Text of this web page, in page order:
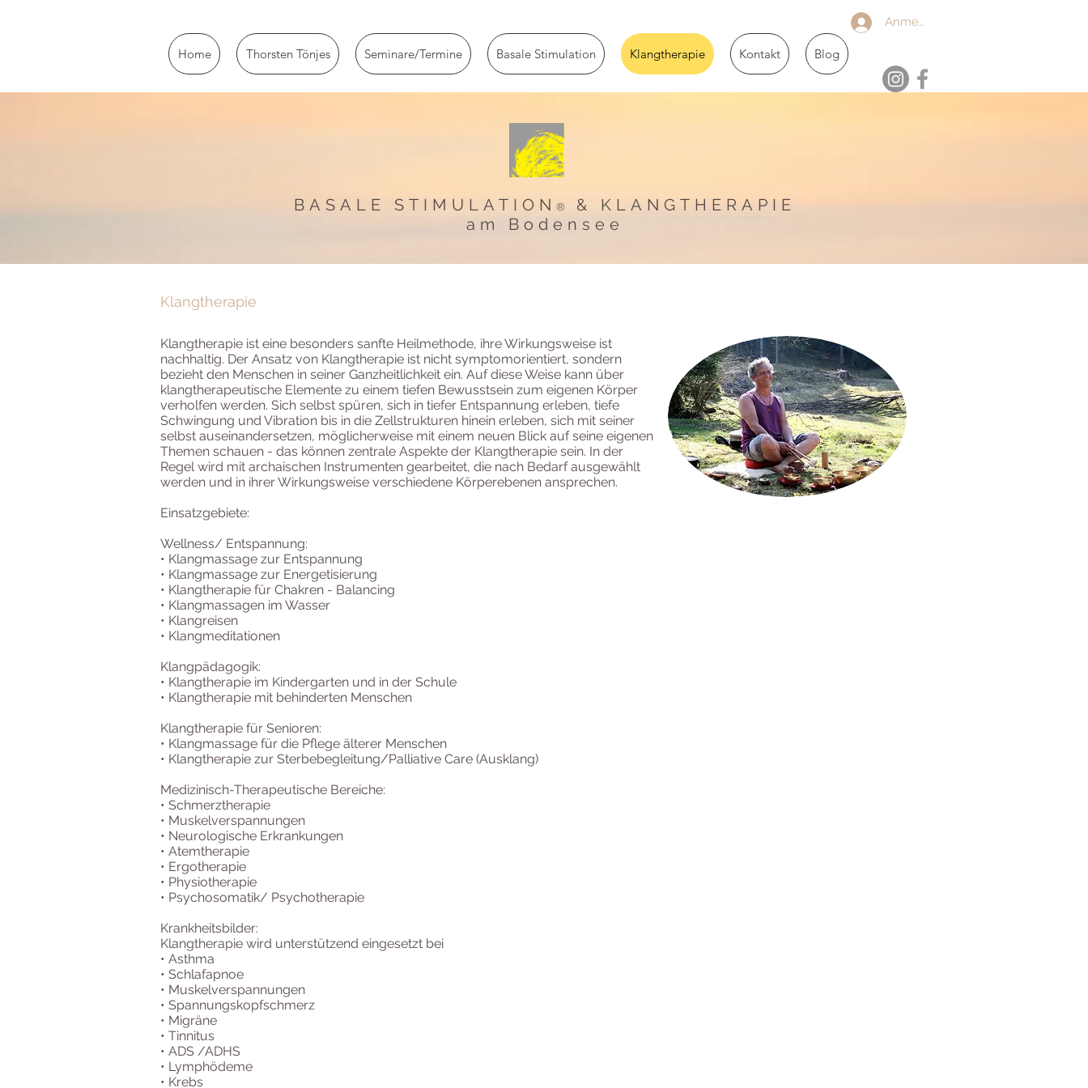
Home Thorsten Tönjes Seminare/Termine Basale Stimulation Klangtherapie Kontakt Blog
Anmelden
BASALE STIMULATION ®
& KLANGTHERAPIE
am Bodensee
Klangtherapie
Klangtherapie ist eine besonders sanfte Heilmethode, ihre Wirkungsweise ist
nachhaltig. Der Ansatz von Klangtherapie ist nicht symptomorientiert, sondern
bezieht den Menschen in seiner Ganzheitlichkeit ein. Auf diese Weise kann über
klangtherapeutische Elemente zu einem tiefen Bewusstsein zum eigenen Körper
verholfen werden. Sich selbst spüren, sich in tiefer Entspannung erleben, tiefe
Schwingung und Vibration bis in die Zellstrukturen hinein erleben, sich mit seiner
selbst auseinandersetzen, möglicherweise mit einem neuen Blick auf seine eigenen
Themen schauen - das können zentrale Aspekte der Klangtherapie sein. In der
Regel wird mit archaischen Instrumenten gearbeitet, die nach Bedarf ausgewählt
werden und in ihrer Wirkungsweise verschiedene Körperebenen ansprechen.
Einsatzgebiete:
Wellness/ Entspannung:
• Klangmassage zur Entspannung
• Klangmassage zur Energetisierung
• Klangtherapie für Chakren - Balancing
• Klangmassagen im Wasser
• Klangreisen
• Klangmeditationen
Klangpädagogik:
• Klangtherapie im Kindergarten und in der Schule
• Klangtherapie mit behinderten Menschen
Klangtherapie für Senioren:
• Klangmassage für die Pflege älterer Menschen
• Klangtherapie zur Sterbebegleitung/Palliative Care (Ausklang)
Medizinisch-Therapeutische Bereiche:
• Schmerztherapie
• Muskelverspannungen
• Neurologische Erkrankungen
• Atemtherapie
• Ergotherapie
• Physiotherapie
• Psychosomatik/ Psychotherapie
Krankheitsbilder:
Klangtherapie wird unterstützend eingesetzt bei
• Asthma
• Schlafapnoe
• Muskelverspannungen
• Spannungskopfschmerz
• Migräne
• Tinnitus
• ADS /ADHS
• Lymphödeme
• Krebs